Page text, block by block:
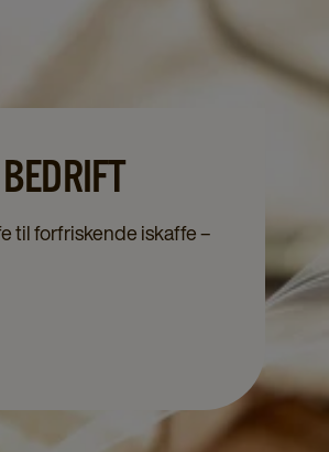
til forfriskende iskaffe –